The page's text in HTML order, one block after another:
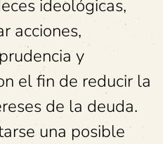
ideológicas,
acciones,
y
el fin de reducir la
de la deuda.
una posible